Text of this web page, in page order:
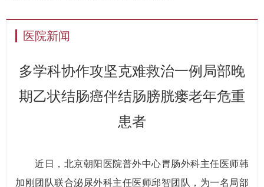
医院新闻
多学科协作攻坚克难救治一例局部晚
期乙状结肠癌伴结肠膀胱瘘老年危重
患者
近日，北京朝阳医院普外中心胃肠外科主任医师韩
加刚团队联合泌尿外科主任医师邱智团队，为一名局部